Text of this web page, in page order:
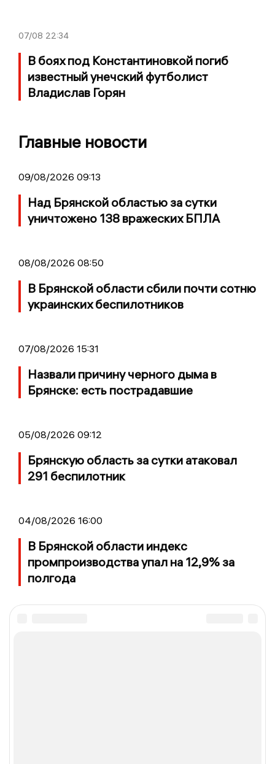
07/08 22:34
В боях под Константиновкой погиб
известный унечский футболист
Владислав Горян
Главные новости
09/08/2026 09:13
Над Брянской областью за сутки
уничтожено 138 вражеских БПЛА
08/08/2026 08:50
В Брянской области сбили почти сотню
украинских беспилотников
07/08/2026 15:31
Назвали причину черного дыма в
Брянске: есть пострадавшие
05/08/2026 09:12
Брянскую область за сутки атаковал
291 беспилотник
04/08/2026 16:00
В Брянской области индекс
промпроизводства упал на 12,9% за
полгода